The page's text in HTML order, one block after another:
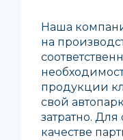
Наша
на
продукции
свой
затратно.
качестве